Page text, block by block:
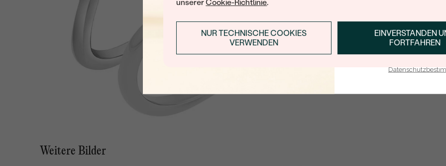
unsererCookie-Richtlinie.
EINVERSTANDEN
FORTFAHREN
NUR TECHNISCHE COOKIES
VERWENDEN
Weitere Bilder
REINHEIT:
FORM:
Nebensteine
ANMELDEN &
E-Mail-Adresse je bei uns in